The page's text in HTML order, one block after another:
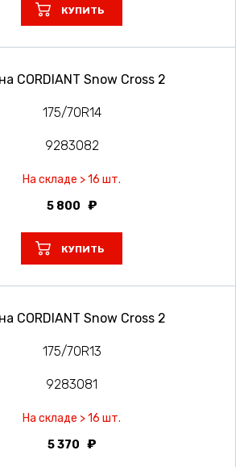
КУПИТЬ
CORDIANT Snow Cross 2
175/70R14
9283082
На складе > 16 шт.
5 800
КУПИТЬ
CORDIANT Snow Cross 2
175/70R13
9283081
На складе > 16 шт.
5 370